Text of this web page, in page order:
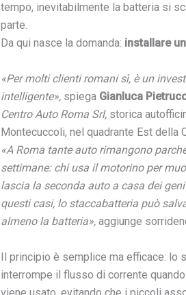
tempo, inevitabilmente la batteria si
parte.
Da qui nasce la domanda: installare
«Per molti clienti romani sì, è un
intelligente», spiega Gianluca
Centro Auto Roma Srl, storica
Montecuccoli, nel quadrante Est della
«A Roma tante auto rimangono
settimane: chi usa il motorino per
lascia la seconda auto a casa dei
questi casi, lo staccabatteria può
almeno la batteria»,aggiunge
Il principio è semplice ma efficace: lo
interrompe il flusso di corrente
viene usato, evitando che i piccoli